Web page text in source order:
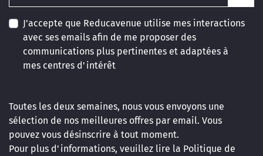
J'accepte que Reducavenue utilise mes interactions
avec ses emails afin de me proposer des
communications plus pertinentes et adaptées à
mes centres d'intérêt
Toutes les deux semaines, nous vous envoyons une
sélection de nos meilleures offres par email. Vous
pouvez vous désinscrire à tout moment.
Pour plus d'informations, veuillez lire la Politique de